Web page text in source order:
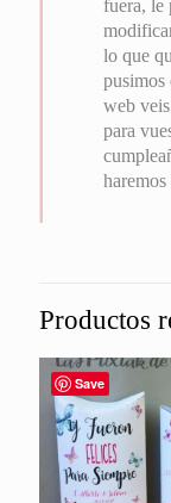
fuera, le
lo que
pusimos
web
para
Productos
Save